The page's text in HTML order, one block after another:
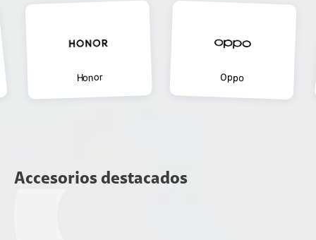
Accesorios destacados